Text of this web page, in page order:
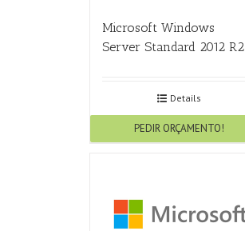
Microsoft Windows
Server Standard 2012 R2
Details
PEDIR ORÇAMENTO!